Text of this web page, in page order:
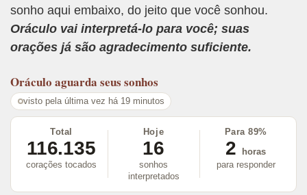
sonho aqui embaixo, do jeito que você sonhou.
Oráculo vai interpretá-lo para você; suas
orações já são agradecimento suficiente.
Oráculo aguarda seus sonhos
visto pela última vez há 19 minutos
Total
116.135
corações tocados
Hoje
16
sonhos
interpretados
Para 89%
2
horas
para responder